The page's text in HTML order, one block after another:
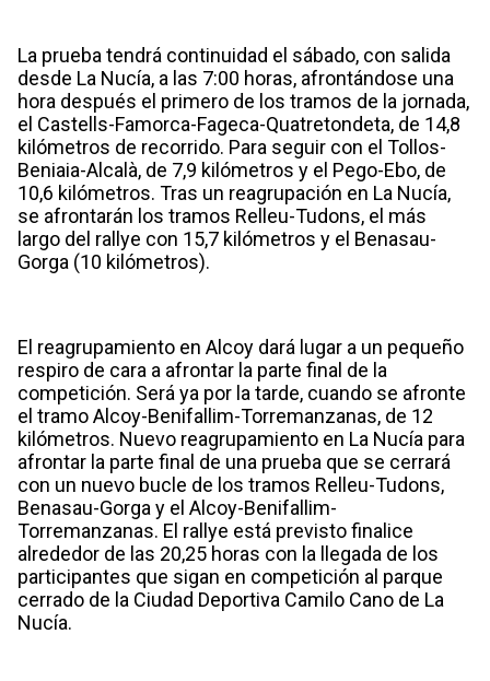
La prueba tendrá continuidad el sábado, con salida
desde La Nucía, a las 7:00 horas, afrontándose una
hora después el primero de los tramos de la jornada,
el Castells-Famorca-Fageca-Quatretondeta, de 14,8
kilómetros de recorrido. Para seguir con el Tollos-
Beniaia-Alcalà, de 7,9 kilómetros y el Pego-Ebo, de
10,6 kilómetros. Tras un reagrupación en La Nucía,
se afrontarán los tramos Relleu-Tudons, el más
largo del rallye con 15,7 kilómetros y el Benasau-
Gorga (10 kilómetros).
El reagrupamiento en Alcoy dará lugar a un pequeño
respiro de cara a afrontar la parte final de la
competición. Será ya por la tarde, cuando se afronte
el tramo Alcoy-Benifallim-Torremanzanas, de 12
kilómetros. Nuevo reagrupamiento en La Nucía para
afrontar la parte final de una prueba que se cerrará
con un nuevo bucle de los tramos Relleu-Tudons,
Benasau-Gorga y el Alcoy-Benifallim-
Torremanzanas. El rallye está previsto finalice
alrededor de las 20,25 horas con la llegada de los
participantes que sigan en competición al parque
cerrado de la Ciudad Deportiva Camilo Cano de La
Nucía.